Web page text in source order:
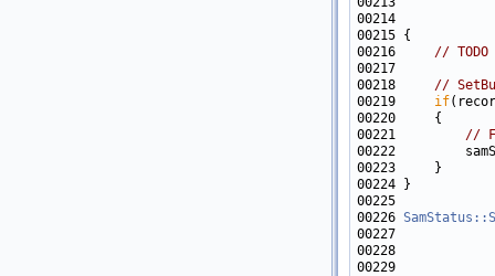
00216 //
00218 //
00219 if
00221 //
00222
00226